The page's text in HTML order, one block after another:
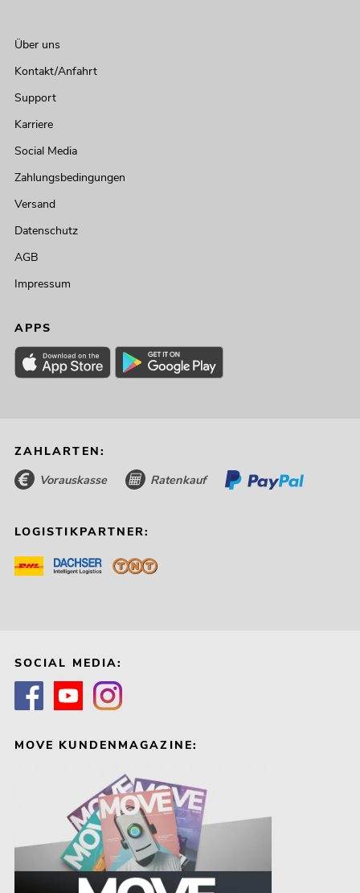
Über uns
Kontakt/Anfahrt
Support
Karriere
Social Media
Zahlungsbedingungen
Versand
Datenschutz
AGB
Impressum
APPS
ZAHLARTEN:
Vorauskasse Ratenkauf
LOGISTIKPARTNER:
SOCIAL MEDIA:
MOVE KUNDENMAGAZINE: